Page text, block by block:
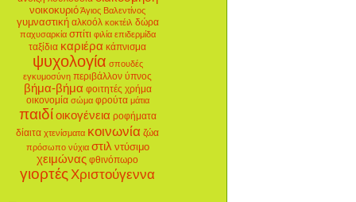
νοικοκυριόΆγιος Βαλεντίνος
γυμναστική αλκοόλ κοκτέιλ δώρα
παχυσαρκία σπίτι φιλία επιδερμίδα
ταξίδια καριέρα κάπνισμα
ψυχολογία σπουδές
εγκυμοσύνη περιβάλλον ύπνος
βήμα-βήμα φοιτητές χρήμα
οικονομία σώμα φρούτα μάτια
παιδί οικογένεια ροφήματα
δίαιτα χτενίσματα κοινωνία ζώα
πρόσωπο νύχια στιλ ντύσιμο
χειμώνας φθινόπωρο
γιορτές Χριστούγεννα